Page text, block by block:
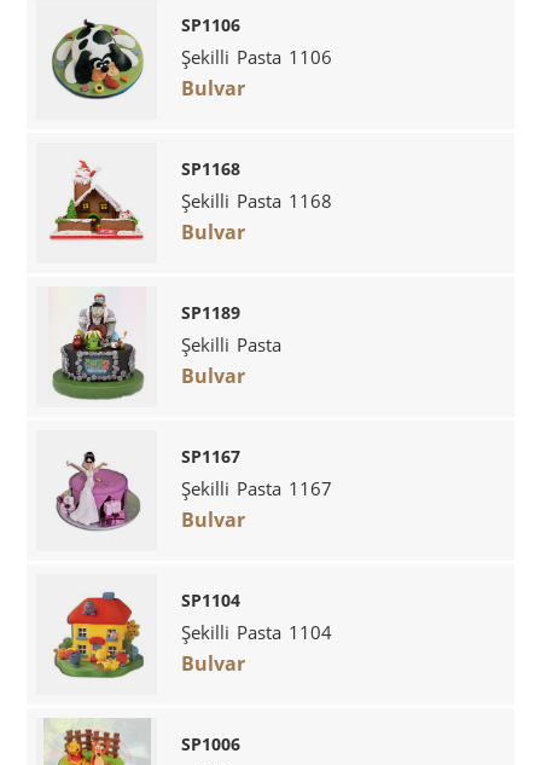
SP1106
Şekilli Pasta 1106
Bulvar
SP1168
Şekilli Pasta 1168
Bulvar
SP1189
Şekilli Pasta
Bulvar
SP1167
Şekilli Pasta 1167
Bulvar
SP1104
Şekilli Pasta 1104
Bulvar
SP1006